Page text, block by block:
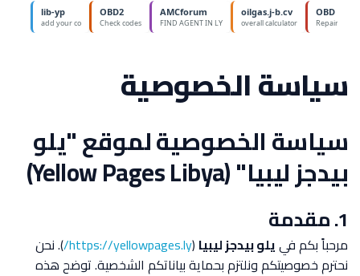
سياسة الخصوصية
سياسة الخصوصية لموقع "يلو
بيدجز ليبيا" (Yellow Pages Libya)
1. مقدمة
مرحباً بكم فييلو بيدجز ليبيا (
https://yellowpages.ly/ ). نحن
نحترم خصوصيتكم ونلتزم بحماية بياناتكم الشخصية. توضح هذه